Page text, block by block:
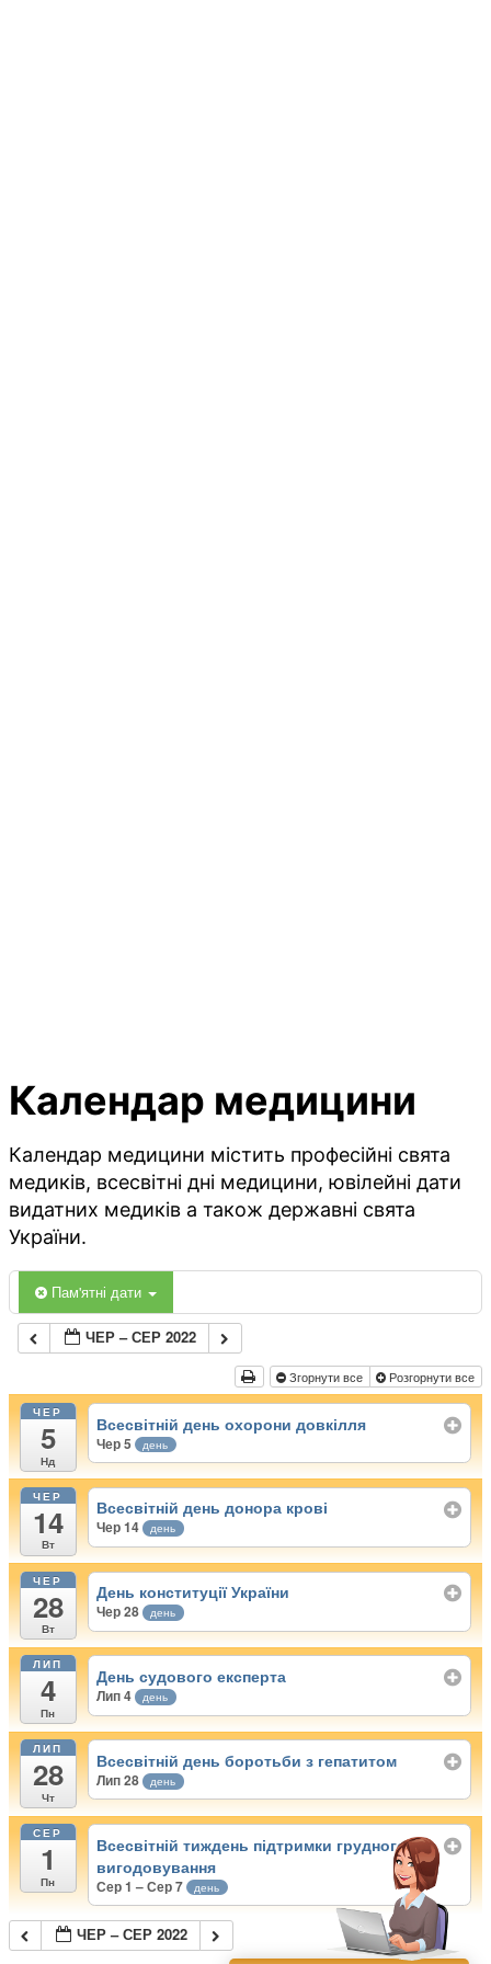
Календар медицини
Календар медицини містить професійні свята
медиків, всесвітні дні медицини, ювілейні дати
видатних медиків а також державні свята
України.
Пам'ятні дати
ЧЕР – СЕР 2022
Згорнути все Розгорнути все
ЧЕР
5
Нд
Всесвітній день охорони довкілля
Чер 5 день
ЧЕР
14
Вт
Всесвітній день донора крові
Чер 14 день
ЧЕР
28
Вт
День конституції України
Чер 28 день
ЛИП
4
Пн
День судового експерта
Лип 4 день
ЛИП
28
Чт
Всесвітній день боротьби з гепатитом
Лип 28 день
СЕР
1
Пн
Всесвітній тиждень підтримки грудного
вигодовування
Сер 1 – Сер 7 день
ЧЕР – СЕР 2022